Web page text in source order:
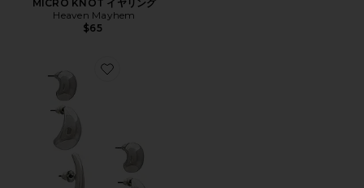
MICRO KNOT イヤリング
Heaven Mayhem
$65
Favorite フープセット